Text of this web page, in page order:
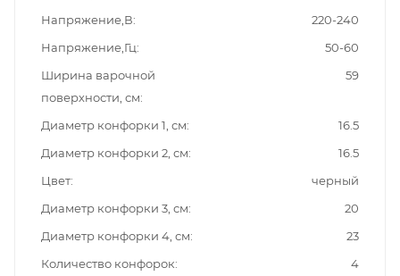
Напряжение,В
220-240
Напряжение,Гц
50-60
Ширина варочной
поверхности, см
59
Диаметр конфорки 1, см
16.5
Диаметр конфорки 2, см
16.5
Цвет
черный
Диаметр конфорки 3, см
20
Диаметр конфорки 4, см
23
Количество конфорок
4